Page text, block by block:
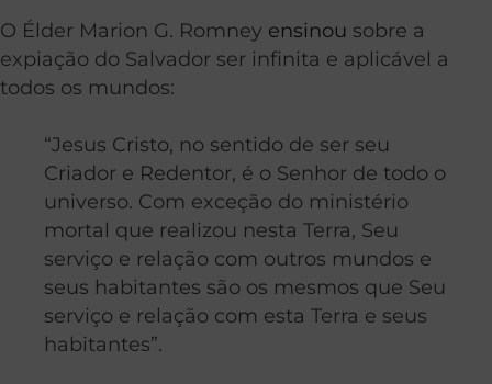
O Élder Marion G. Romney ensinou sobre a
expiação do Salvador ser infinita e aplicável a
todos os mundos:
“Jesus Cristo, no sentido de ser seu
Criador e Redentor, é o Senhor de todo o
universo. Com exceção do ministério
mortal que realizou nesta Terra, Seu
serviço e relação com outros mundos e
seus habitantes são os mesmos que Seu
serviço e relação com esta Terra e seus
habitantes”.